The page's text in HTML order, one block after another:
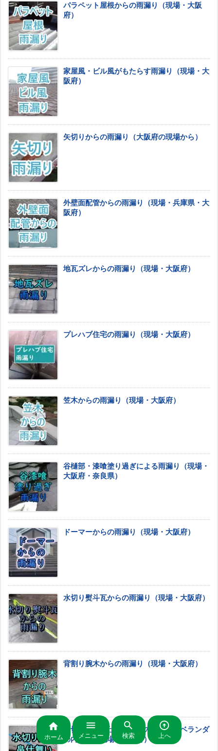
パラペット屋根からの雨漏り（現場・大阪
府）
家屋風・ビル風がもたらす雨漏り（現場・大
阪府）
矢切りからの雨漏り（大阪府の現場から）
外壁面配管からの雨漏り（現場・兵庫県・大
阪府）
地瓦ズレからの雨漏り（現場・大阪府）
プレハブ住宅の雨漏り（現場・大阪府）
笠木からの雨漏り（現場・大阪府）
谷樋部・漆喰塗り過ぎによる雨漏り（現場・
大阪府・奈良県）
ドーマーからの雨漏り（現場・大阪府）
水切り熨斗瓦からの雨漏り（現場・大阪府）
背割り腕木からの雨漏り（現場・大阪府）
水切り板金鼻仕舞いからの雨漏り・ベランダ
の内壁も（現場・大阪府）

ホーム

メニュー

検索

上へ